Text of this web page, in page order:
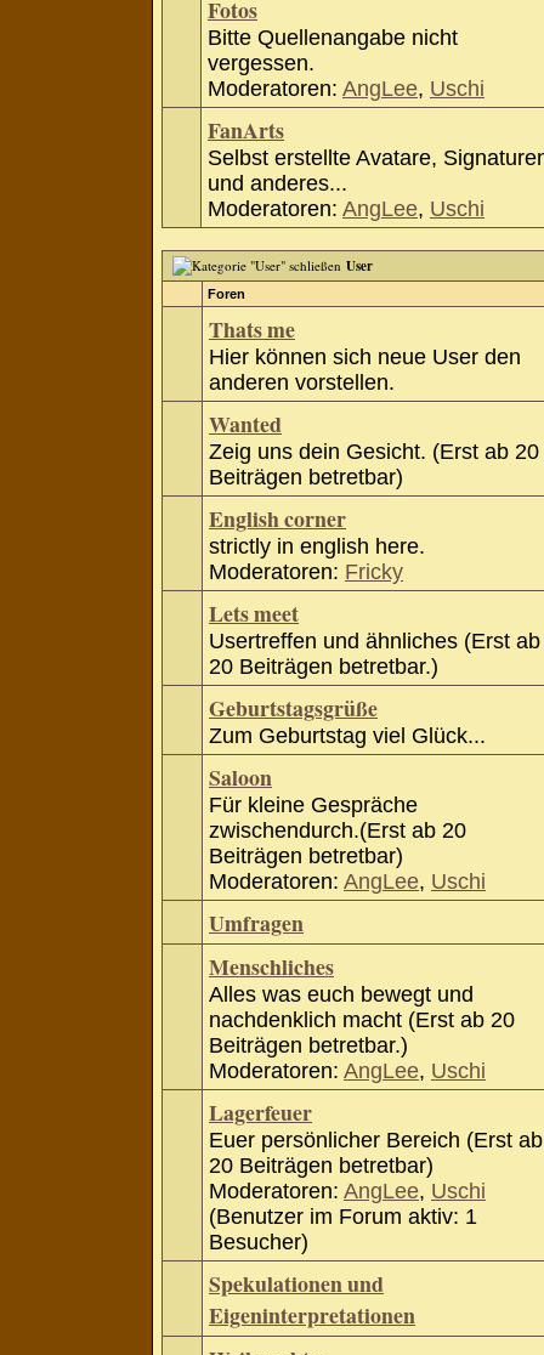
Fotos
Bitte Quellenangabe nicht
vergessen.
Moderatoren: AngLee, Uschi
FanArts
Selbst erstellte Avatare,
und anderes...
Moderatoren: AngLee, Uschi
User
Foren
Thats me
Hier können sich neue User den
anderen vorstellen.
Wanted
Zeig uns dein Gesicht. (Erst ab 20
Beiträgen betretbar)
English corner
strictly in english here.
Moderatoren: Fricky
Lets meet
Usertreffen und ähnliches (Erst ab
20 Beiträgen betretbar.)
Geburtstagsgrüße
Zum Geburtstag viel Glück...
Saloon
Für kleine Gespräche
zwischendurch.(Erst ab 20
Beiträgen betretbar)
Moderatoren: AngLee, Uschi
Umfragen
Menschliches
Alles was euch bewegt und
nachdenklich macht (Erst ab 20
Beiträgen betretbar.)
Moderatoren: AngLee, Uschi
Lagerfeuer
Euer persönlicher Bereich (Erst ab
20 Beiträgen betretbar)
Moderatoren: AngLee, Uschi
(Benutzer im Forum aktiv: 1
Besucher)
Spekulationen und
Eigeninterpretationen